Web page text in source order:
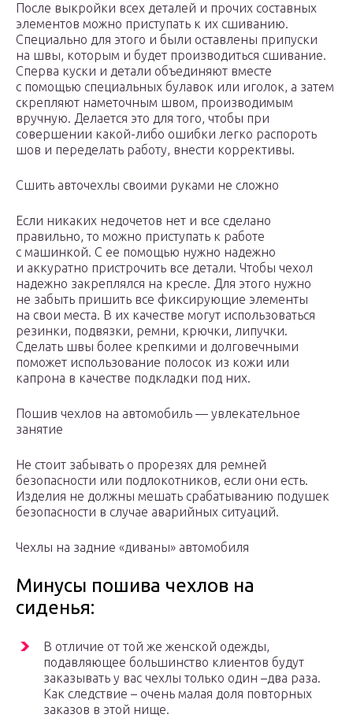
После выкройки всех деталей и прочих составных
элементов можно приступать к их сшиванию.
Специально для этого и были оставлены припуски
на швы, которым и будет производиться сшивание.
Сперва куски и детали объединяют вместе
с помощью специальных булавок или иголок, а затем
скрепляют наметочным швом, производимым
вручную. Делается это для того, чтобы при
совершении какой-либо ошибки легко распороть
шов и переделать работу, внести коррективы.
Сшить авточехлы своими руками не сложно
Если никаких недочетов нет и все сделано
правильно, то можно приступать к работе
с машинкой. С ее помощью нужно надежно
и аккуратно пристрочить все детали. Чтобы чехол
надежно закреплялся на кресле. Для этого нужно
не забыть пришить все фиксирующие элементы
на свои места. В их качестве могут использоваться
резинки, подвязки, ремни, крючки, липучки.
Сделать швы более крепкими и долговечными
поможет использование полосок из кожи или
капрона в качестве подкладки под них.
Пошив чехлов на автомобиль — увлекательное
занятие
Не стоит забывать о прорезях для ремней
безопасности или подлокотников, если они есть.
Изделия не должны мешать срабатыванию подушек
безопасности в случае аварийных ситуаций.
Чехлы на задние «диваны» автомобиля
Минусы пошива чехлов на
сиденья:
В отличие от той же женской одежды,
подавляющее большинство клиентов будут
заказывать у вас чехлы только один –два раза.
Как следствие – очень малая доля повторных
заказов в этой нище.